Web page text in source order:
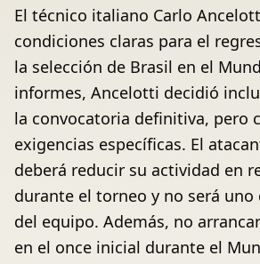
El técnico italiano Carlo
condiciones claras para el
la selección de Brasil en el
informes, Ancelotti decidió
la convocatoria definitiva, pero
exigencias específicas. El
deberá reducir su actividad en
durante el torneo y no será uno
del equipo. Además, no
en el once inicial durante el